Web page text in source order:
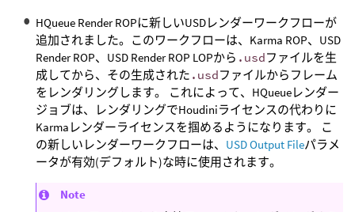
HQueue Render ROPに新しいUSDレンダーワークフローが
追加されました。このワークフローは、Karma ROP、USD
Render ROP、USD Render ROP LOPから .usdファイルを生
成してから、その生成された .usdファイルからフレーム
をレンダリングします。 これによって、HQueueレンダー
ジョブは、レンダリングでHoudiniライセンスの代わりに
Karmaレンダーライセンスを掴めるようになります。 こ
の新しいレンダーワークフローは、 USD Output Fileパラメ
ータが有効(デフォルト)な時に使用されます。
Note